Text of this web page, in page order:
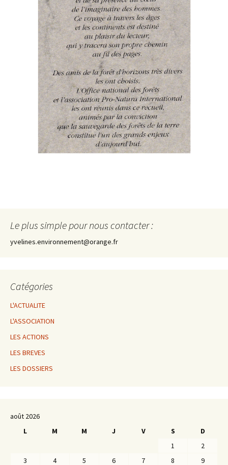
Le plus simple pour nous contacter :
yvelines.environnement@orange.fr
Catégories
L'ACTUALITE
L'ASSOCIATION
LES ACTIONS
LES BREVES
LES DOSSIERS
août 2026
L
M M J V S
D
1
2
3
4 5 6 7 8
9